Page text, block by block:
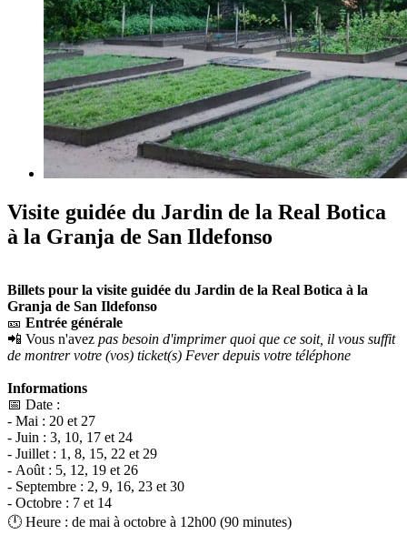
Visite guidée du Jardin de la Real Botica
à la Granja de San Ildefonso
Billets pour la visite guidée du Jardin de la Real Botica à la
Granja de San Ildefonso
🎫 Entrée générale
📲 Vous n'avez pas besoin d'imprimer quoi que ce soit, il vous suffit
de montrer votre (vos) ticket(s) Fever depuis votre téléphone
Informations
📅 Date :
- Mai : 20 et 27
- Juin : 3, 10, 17 et 24
- Juillet : 1, 8, 15, 22 et 29
- Août : 5, 12, 19 et 26
- Septembre : 2, 9, 16, 23 et 30
- Octobre : 7 et 14
🕛 Heure : de mai à octobre à 12h00 (90 minutes)